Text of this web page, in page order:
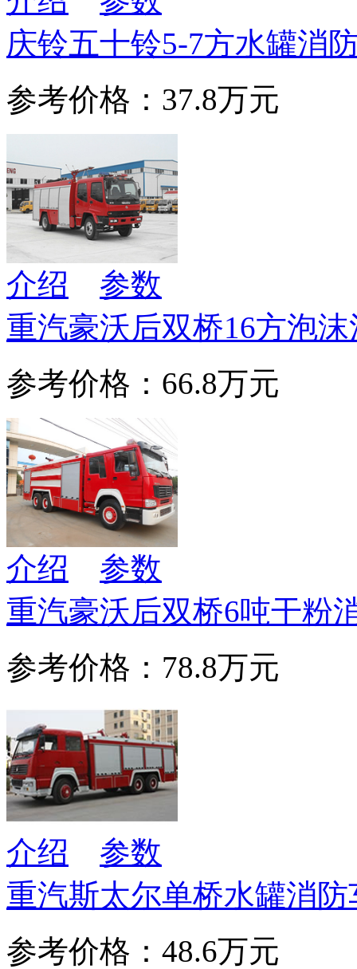
庆铃五十铃5-7方水罐消
参考价格：37.8万元
介绍
参数
重汽豪沃后双桥16方泡
参考价格：66.8万元
介绍
参数
重汽豪沃后双桥6吨干粉
参考价格：78.8万元
介绍
参数
重汽斯太尔单桥水罐消防
参考价格：48.6万元